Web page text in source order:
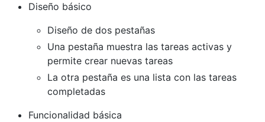
Diseño básico
Diseño de dos pestañas
Una pestaña muestra las tareas activas y
permite crear nuevas tareas
La otra pestaña es una lista con las tareas
completadas
Funcionalidad básica